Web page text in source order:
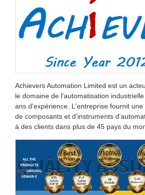
Achievers Automation Limited est un
le domaine de l'automatisation
ans d'expérience. L'entreprise fournit
de composants et d'instruments
à des clients dans plus de 45 pays du